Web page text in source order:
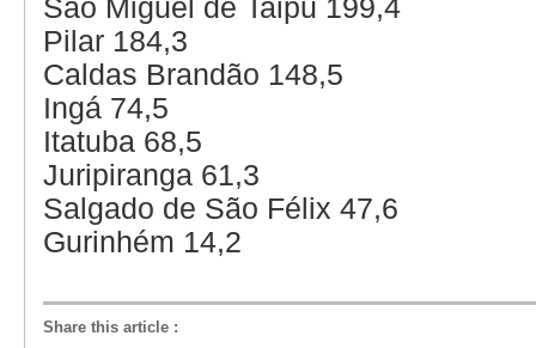
São Miguel de Taipu 199,4
Pilar 184,3
Caldas Brandão 148,5
Ingá 74,5
Itatuba 68,5
Juripiranga 61,3
Salgado de São Félix 47,6
Gurinhém 14,2
Share this article :